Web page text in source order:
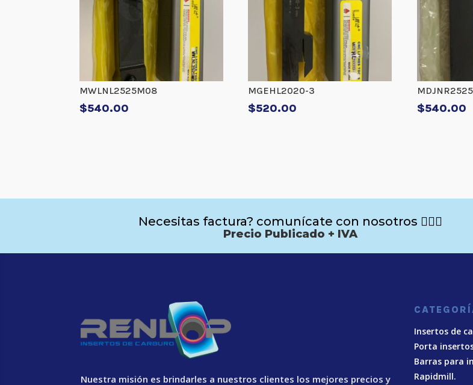
MWLNL2525M08
$540.00
MGEHL2020-3
$520.00 $540.00
Necesitas factura? comunícate con nosotros 🙋🏻‍♂️
Precio Publicado + IVA
Nuestra misión es brindarles a nuestros clientes los mejores precios y
Insertos de
Porta
Barras para
Rapidmill.